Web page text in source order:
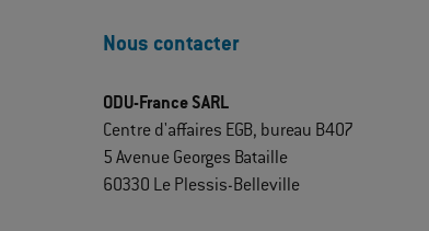
Nous contacter
ODU-France SARL
Centre d'affaires EGB, bureau B407
5 Avenue Georges Bataille
60330 Le Plessis-Belleville